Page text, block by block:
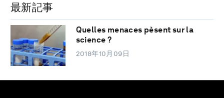
最新記事
Quelles menaces pèsent sur la
science ?
2018年10月09日